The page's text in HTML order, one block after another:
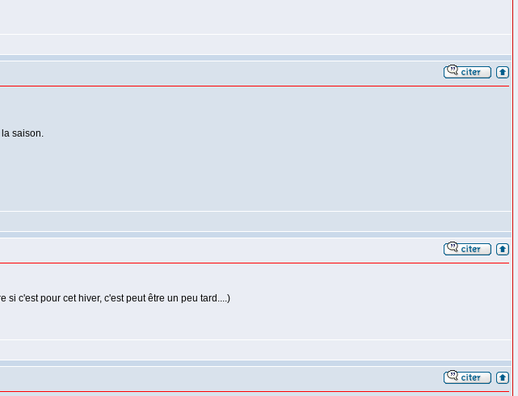
saison.
c'est pour cet hiver, c'est peut être un peu tard....)